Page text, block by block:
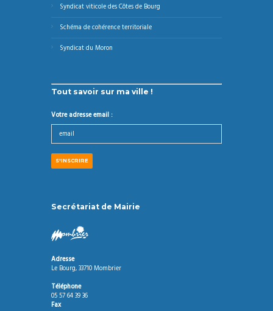
Syndicat viticole des Côtes de Bourg
Schéma de cohérence territoriale
Syndicat du Moron
Tout savoir sur ma ville !
Votre adresse email :
Secrétariat de Mairie
Adresse
Le Bourg, 33710 Mombrier
Téléphone
05 57 64 39 36
Fax